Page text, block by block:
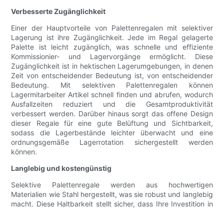
Verbesserte Zugänglichkeit
Einer der Hauptvorteile von Palettenregalen mit selektiver
Lagerung ist ihre Zugänglichkeit. Jede im Regal gelagerte
Palette ist leicht zugänglich, was schnelle und effiziente
Kommissionier- und Lagervorgänge ermöglicht. Diese
Zugänglichkeit ist in hektischen Lagerumgebungen, in denen
Zeit von entscheidender Bedeutung ist, von entscheidender
Bedeutung. Mit selektiven Palettenregalen können
Lagermitarbeiter Artikel schnell finden und abrufen, wodurch
Ausfallzeiten reduziert und die Gesamtproduktivität
verbessert werden. Darüber hinaus sorgt das offene Design
dieser Regale für eine gute Belüftung und Sichtbarkeit,
sodass die Lagerbestände leichter überwacht und eine
ordnungsgemäße Lagerrotation sichergestellt werden
können.
Langlebig und kostengünstig
Selektive Palettenregale werden aus hochwertigen
Materialien wie Stahl hergestellt, was sie robust und langlebig
macht. Diese Haltbarkeit stellt sicher, dass Ihre Investition in